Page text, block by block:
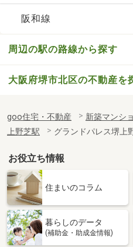
阪和線
周辺の駅の路線から探す
大阪府堺市北区の不動産を
goo住宅・不動産 新築マンシ
上野芝駅
グランドパレス堺上
お役立ち情報
住まいのコラム
暮らしのデータ
(補助金・助成金情報)